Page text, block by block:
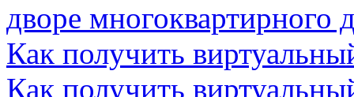
дворе многоквартирного
Как получить
Как получить